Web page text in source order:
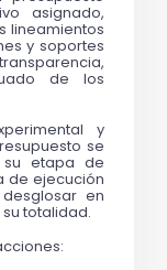
asignado,
lineamientos
y soportes
de los
y
se
etapa de
de ejecución
en
totalidad.